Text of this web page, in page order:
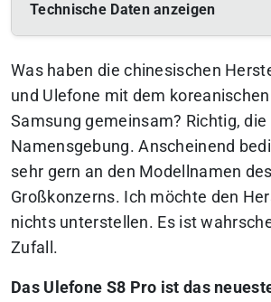
Technische Daten anzeigen
Was haben die chinesischen
und Ulefone mit dem
Samsung gemeinsam? Richtig, die
Namensgebung. Anscheinend
sehr gern an den Modellnamen
Großkonzerns. Ich möchte den
nichts unterstellen. Es ist
Zufall.
Das Ulefone S8 Pro ist das